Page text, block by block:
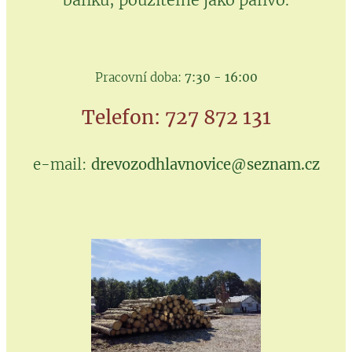
Pracovní doba: 7:30 - 16:00
Telefon: 727 872 131
e-mail: drevozodhlavnovice@seznam.cz